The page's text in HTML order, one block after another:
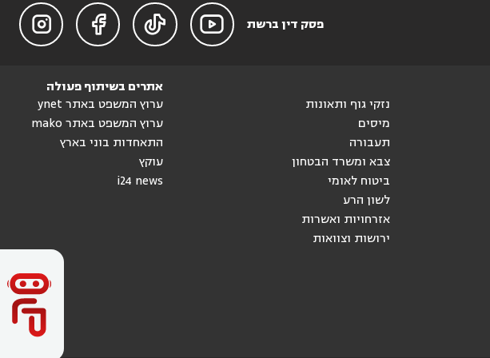
פסק דין ברשת 



נזקי גוף ותאונות
מיסים
תעבורה
צבא ומשרד הבטחון
ביטוח לאומי
לשון הרע
אזרחויות ואשרות
ירושות וצוואות
אתרים בשיתוף פעולה
ערוץ המשפט באתר ynet
ערוץ המשפט באתר mako
התאחדות בוני בארץ
עוקץ
i24 news